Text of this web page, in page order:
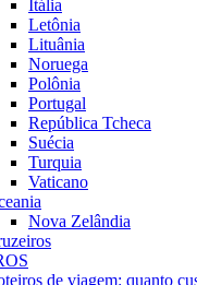
Itália
Letônia
Lituânia
Noruega
Polônia
Portugal
República Tcheca
Suécia
Turquia
Vaticano
Nova Zelândia
de viagem: quanto